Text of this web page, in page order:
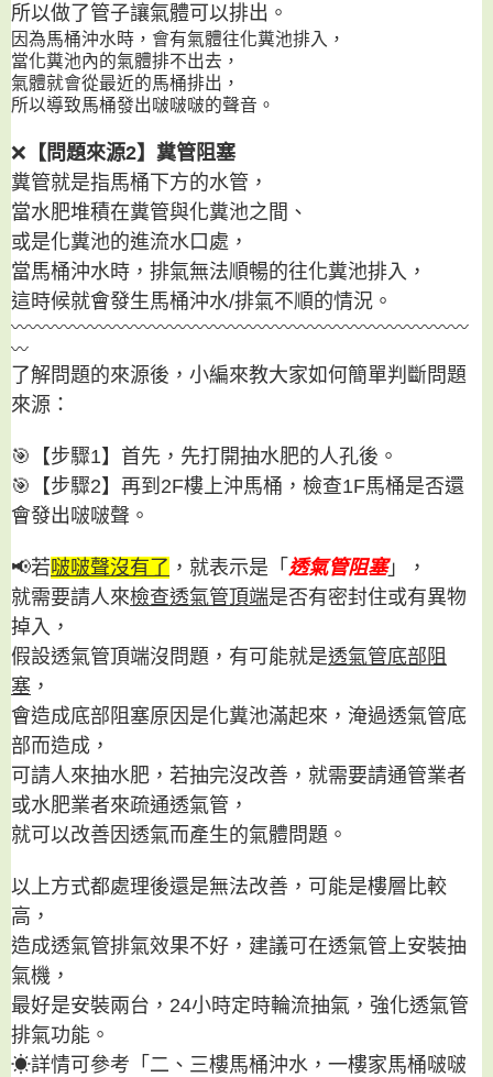
所以做了管子讓氣體可以排出。
因為馬桶沖水時，會有氣體往化糞池排入，
當化糞池內的氣體排不出去，
氣體就會從最近的馬桶排出，
所以導致馬桶發出啵啵啵的聲音。
❌ 【問題來源2】糞管阻塞
糞管就是指馬桶下方的水管，
當水肥堆積在糞管與化糞池之間、
或是化糞池的進流水口處，
當馬桶沖水時，排氣無法順暢的往化糞池排入，
這時候就會發生馬桶沖水/排氣不順的情況。
〰〰〰〰〰〰〰〰〰〰〰〰〰〰〰〰〰〰〰〰〰〰〰〰〰〰
〰
了解問題的來源後，小編來教大家如何簡單判斷問題
來源：
🎯【步驟1】首先，先打開抽水肥的人孔後。
🎯【步驟2】再到2F樓上沖馬桶，檢查1F馬桶是否還
會發出啵啵聲。
📢若啵啵聲沒有了 ，就表示是「 透氣管阻塞」，
就需要請人來檢查透氣管頂端是否有密封住或有異物
掉入，
假設透氣管頂端沒問題，有可能就是透氣管底部阻
塞 ，
會造成底部阻塞原因是化糞池滿起來，淹過透氣管底
部而造成，
可請人來抽水肥，若抽完沒改善，就需要請通管業者
或水肥業者來疏通透氣管，
就可以改善因透氣而產生的氣體問題。
以上方式都處理後還是無法改善，可能是樓層比較
高，
造成透氣管排氣效果不好，建議可在透氣管上安裝抽
氣機，
最好是安裝兩台，24小時定時輪流抽氣，強化透氣管
排氣功能。
☀詳情可參考「 二、三樓馬桶沖水，一樓家馬桶啵啵